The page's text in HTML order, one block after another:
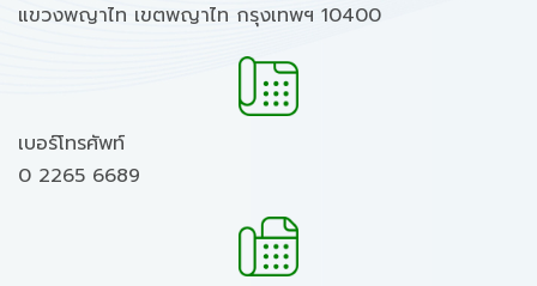
แขวงพญาไท เขตพญาไท กรุงเทพฯ 10400
เบอร์โทรศัพท์
0 2265 6689